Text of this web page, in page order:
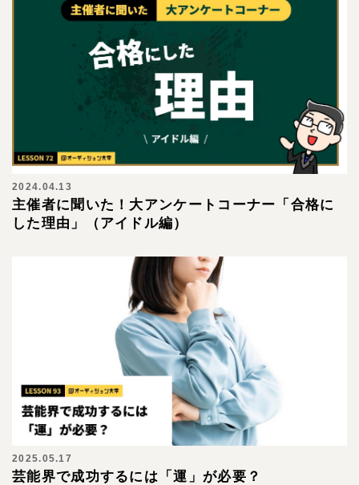
2024.04.13
主催者に聞いた！大アンケートコーナー「合格に
した理由」（アイドル編）
2025.05.17
芸能界で成功するには「運」が必要？